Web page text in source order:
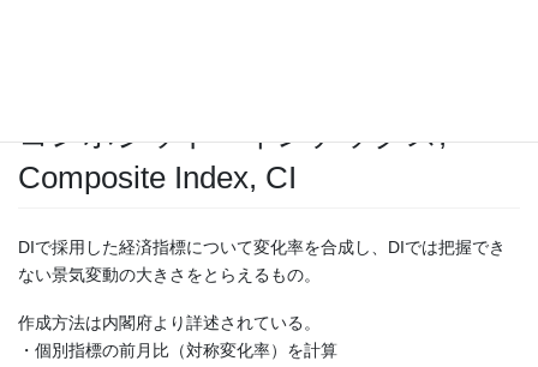
コンポジット・インデックス,
Composite Index, CI
DIで採用した経済指標について変化率を合成し、DIでは把握でき
ない景気変動の大きさをとらえるもの。
作成方法は内閣府より詳述されている。
・個別指標の前月比（対称変化率）を計算